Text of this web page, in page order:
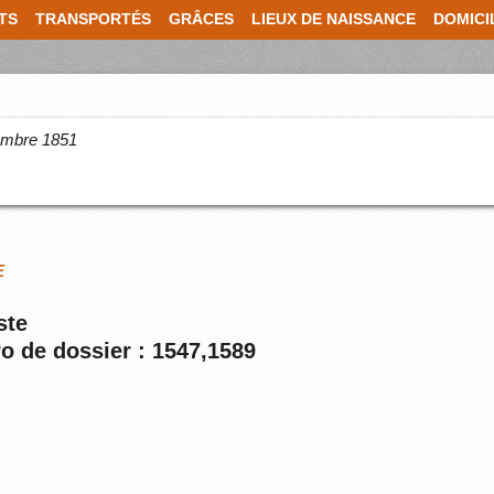
TRANSPORTÉS GRÂCES LIEUX DE NAISSANCE
1851
de dossier : 1547,1589